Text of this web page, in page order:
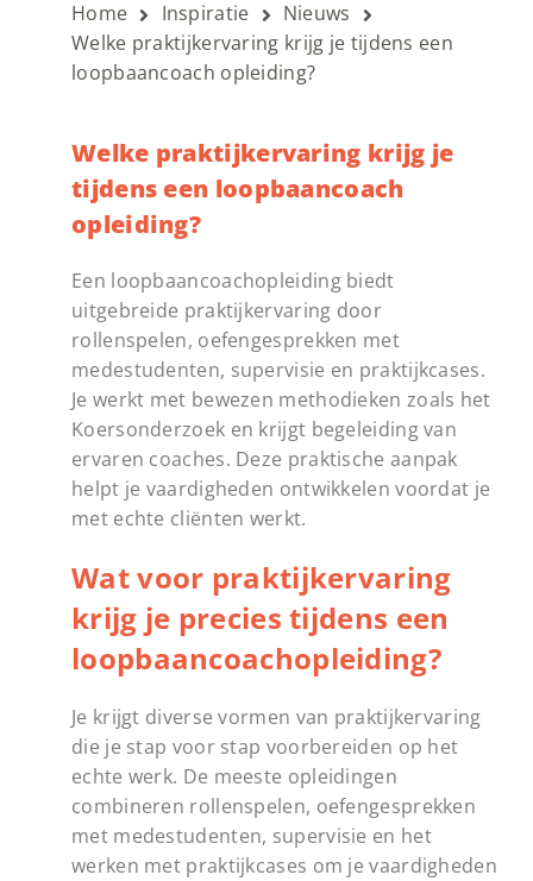
Home Inspiratie
Nieuws
Welke praktijkervaring krijg je tijdens een
loopbaancoach opleiding?
Welke praktijkervaring krijg je
tijdens een loopbaancoach
opleiding?
Een loopbaancoachopleiding biedt
uitgebreide praktijkervaring door
rollenspelen, oefengesprekken met
medestudenten, supervisie en praktijkcases.
Je werkt met bewezen methodieken zoals het
Koersonderzoek en krijgt begeleiding van
ervaren coaches. Deze praktische aanpak
helpt je vaardigheden ontwikkelen voordat je
met echte cliënten werkt.
Wat voor praktijkervaring
krijg je precies tijdens een
loopbaancoachopleiding?
Je krijgt diverse vormen van praktijkervaring
die je stap voor stap voorbereiden op het
echte werk. De meeste opleidingen
combineren rollenspelen, oefengesprekken
met medestudenten, supervisie en het
werken met praktijkcases om je vaardigheden